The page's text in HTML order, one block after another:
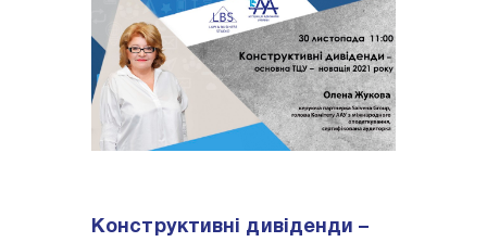
Конструктивні дивіденди –